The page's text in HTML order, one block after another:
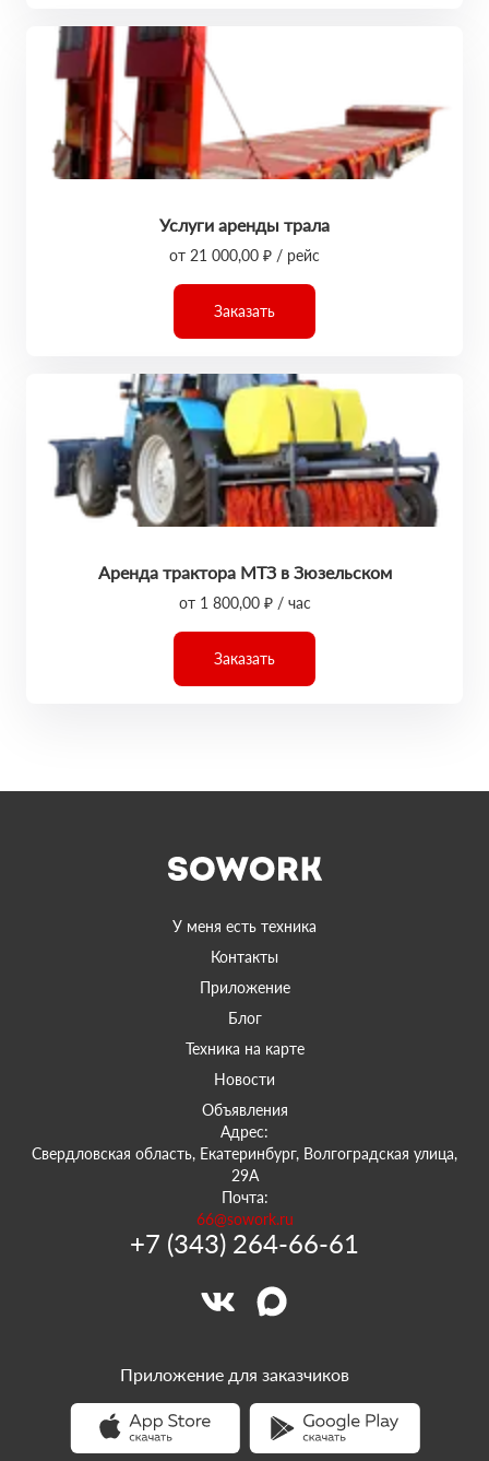
Услуги аренды трала
от 21 000,00 ₽ / рейс
Заказать
Аренда трактора МТЗ в Зюзельском
от 1 800,00 ₽ / час
Заказать
У меня есть техника
Контакты
Приложение
Блог
Техника на карте
Новости
Объявления
Адрес:
Свердловская область, Екатеринбург, Волгоградская улица,
29А
Почта:
66@sowork.ru
+7 (343) 264-66-61
Приложение для заказчиков